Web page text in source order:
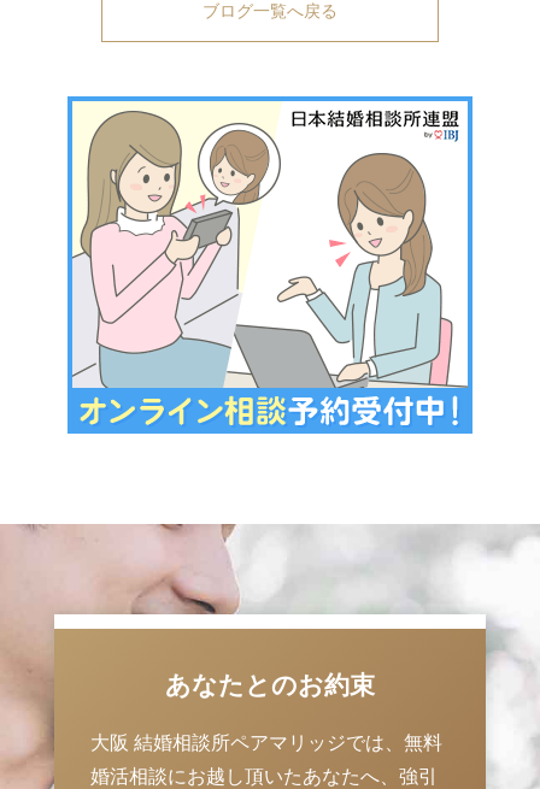
ブログ一覧へ戻る
あなたとのお約束
大阪 結婚相談所ペアマリッジでは、無料
婚活相談にお越し頂いたあなたへ、強引